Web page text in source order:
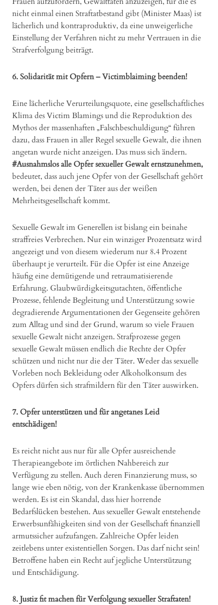
nicht einmal einen Straftatbestand gibt (Minister Maas) ist
lächerlich und kontraproduktiv, da eine unweigerliche
Einstellung der Verfahren nicht zu mehr Vertrauen in die
Strafverfolgung beiträgt.
6. Solidarität mit Opfern – Victimblaiming beenden!
Eine lächerliche Verurteilungsquote, eine gesellschaftliches
Klima des Victim Blamings und die Reproduktion des
Mythos der massenhaften „Falschbeschuldigung“ führen
dazu, dass Frauen in aller Regel sexuelle Gewalt, die ihnen
angetan wurde nicht anzeigen. Das muss sich ändern.
#Ausnahmslos alle Opfer sexueller Gewalt ernstzunehmen,
bedeutet, dass auch jene Opfer von der Gesellschaft gehört
werden, bei denen der Täter aus der weißen
Mehrheitsgesellschaft kommt.
Sexuelle Gewalt im Generellen ist bislang ein beinahe
straffreies Verbrechen. Nur ein winziger Prozentsatz wird
angezeigt und von diesem wiederum nur 8.4 Prozent
überhaupt je verurteilt. Für die Opfer ist eine Anzeige
häufig eine demütigende und retraumatisierende
Erfahrung. Glaubwürdigkeitsgutachten, öffentliche
Prozesse, fehlende Begleitung und Unterstützung sowie
degradierende Argumentationen der Gegenseite gehören
zum Alltag und sind der Grund, warum so viele Frauen
sexuelle Gewalt nicht anzeigen. Strafprozesse gegen
sexuelle Gewalt müssen endlich die Rechte der Opfer
schützen und nicht nur die der Täter. Weder das sexuelle
Vorleben noch Bekleidung oder Alkoholkonsum des
Opfers dürfen sich strafmildern für den Täter auswirken.
7. Opfer unterstützen und für angetanes Leid
entschädigen!
Es reicht nicht aus nur für alle Opfer ausreichende
Therapieangebote im örtlichen Nahbereich zur
Verfügung zu stellen. Auch deren Finanzierung muss, so
lange wie eben nötig, von der Krankenkasse übernommen
werden. Es ist ein Skandal, dass hier horrende
Bedarfslücken bestehen. Aus sexueller Gewalt entstehende
Erwerbsunfähigkeiten sind von der Gesellschaft finanziell
armutssicher aufzufangen. Zahlreiche Opfer leiden
zeitlebens unter existentiellen Sorgen. Das darf nicht sein!
Betroffene haben ein Recht auf jegliche Unterstützung
und Entschädigung.
8. Justiz fit machen für Verfolgung sexueller Straftaten!